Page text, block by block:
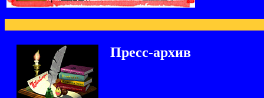
Пресс-архив